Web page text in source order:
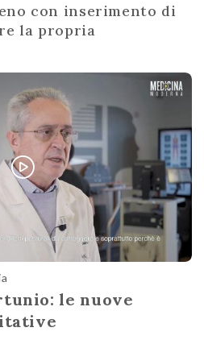
con inserimento di
la propria
le nuove